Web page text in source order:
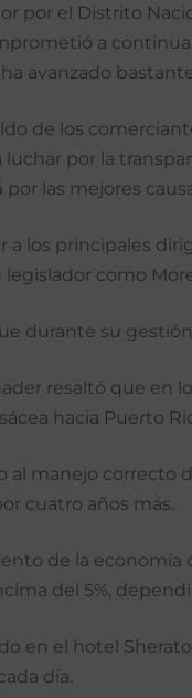
por el Distrito
a
avanzado
de los
luchar por la
por las mejores
a los principales
como
durante su
resaltó que en
hacia Puerto
al manejo correcto
cuatro años más.
de la economía
del 5%,
en el hotel
día.